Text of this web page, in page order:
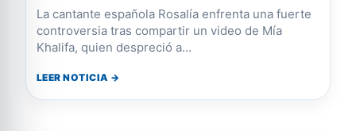
La cantante española Rosalía enfrenta una fuerte
controversia tras compartir un video de Mía
Khalifa, quien despreció a...
LEER NOTICIA →